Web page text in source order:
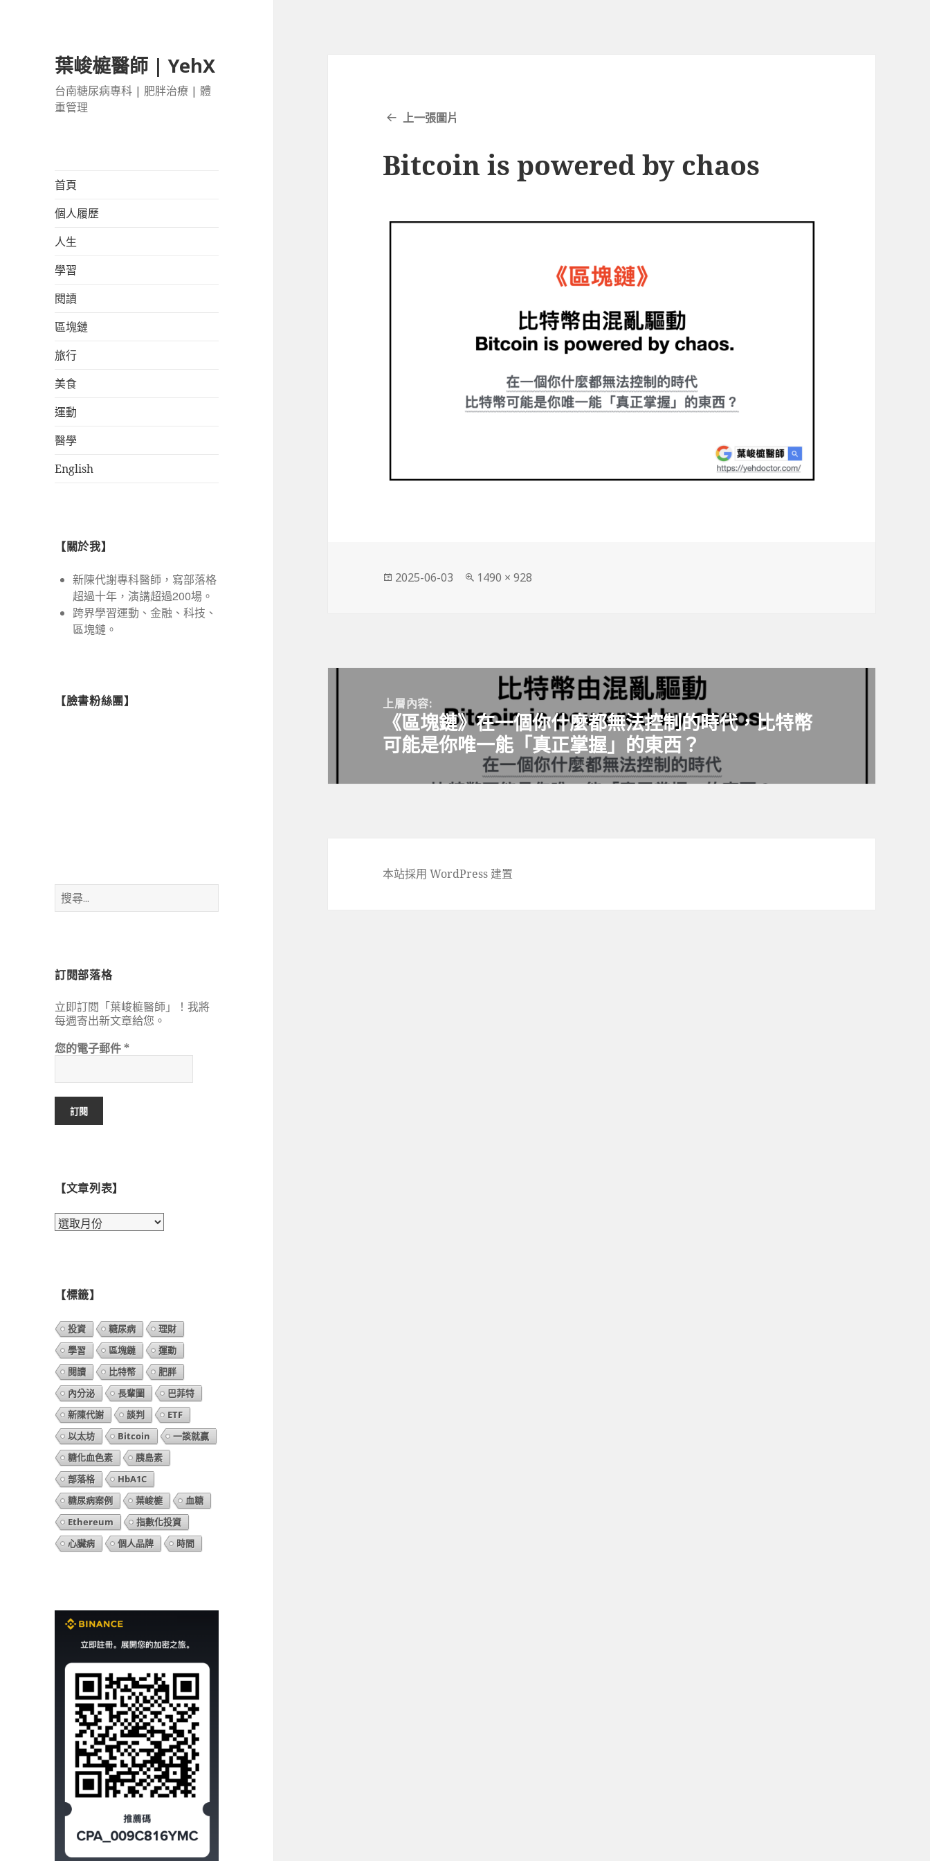
葉峻榳醫師 | YehX
台南糖尿病專科 | 肥胖治療 | 體
重管理
首頁
個人履歷
人生
學習
閱讀
區塊鏈
旅行
美食
運動
醫學
English
【關於我】
新陳代謝專科醫師，寫部落格
超過十年，演講超過200場。
跨界學習運動、金融、科技、
區塊鏈。
【臉書粉絲團】
搜
尋
訂閱部落格
立即訂閱「葉峻榳醫師」！我將
每週寄出新文章給您。
您的電子郵件*
【文章列表】
【文
【標籤】
投資 糖尿病
理財
學習
區塊鏈
運動
閱讀
比特幣
肥胖
內分泌
長輩圖
巴菲特
新陳代謝
談判
ETF
以太坊
Bitcoin
一談就贏
糖化血色素
胰島素
部落格
HbA1C
糖尿病案例
葉峻榳
血糖
Ethereum
指數化投資
心臟病
個人品牌 時間
上一張圖片
Bitcoin is powered by chaos
發
2025-06-03
完
1490 × 928
上層內容:
《區塊鏈》在一個你什麼都無法控制的時代，比特幣
可能是你唯一能「真正掌握」的東西？
本站採用 WordPress 建置